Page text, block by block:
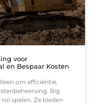
voor
en Bespaar Kosten
om efficiëntie,
Big
spelen. Ze bieden